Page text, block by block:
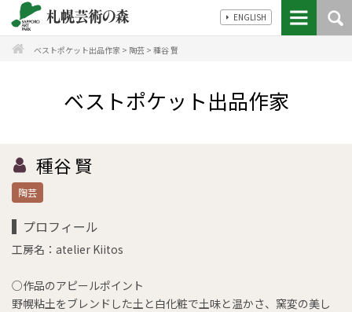
ENGLISH
ベストポケット出品作家 > 陶芸 > 種谷 賢
ベストポケット出品作家
種谷 賢
陶芸
プロフィール
工房名：atelier Kiitos
○作品のアピールポイント
野幌粘土をブレンドした土と白化粧で土味と温かさ、窯変の美し